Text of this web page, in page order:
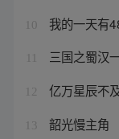
10 我的一天有
三国之蜀汉
12 亿万星辰不
13 韶光慢主角